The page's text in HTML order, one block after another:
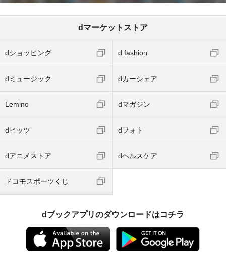
dマーケットストア
dショッピング d fashion
dミュージック dカーシェア
Lemino dマガジン
dヒッツ dフォト
dアニメストア dヘルスケア
ドコモスポーツくじ
dブックアプリのダウンロードはコチラ